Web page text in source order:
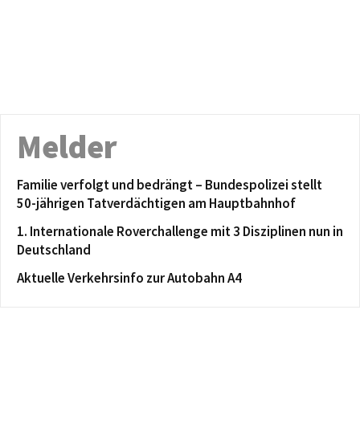
Melder
Familie verfolgt und bedrängt – Bundespolizei stellt
50-jährigen Tatverdächtigen am Hauptbahnhof
1. Internationale Roverchallenge mit 3 Disziplinen nun in
Deutschland
Aktuelle Verkehrsinfo zur Autobahn A4